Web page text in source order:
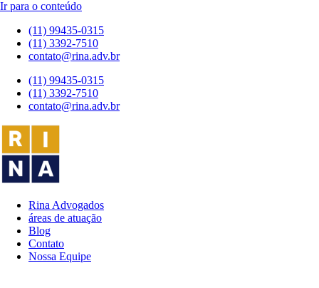
Ir para o conteúdo
(11) 99435-0315
(11) 3392-7510
contato@rina.adv.br
(11) 99435-0315
(11) 3392-7510
contato@rina.adv.br
Rina Advogados
áreas de atuação
Blog
Contato
Nossa Equipe